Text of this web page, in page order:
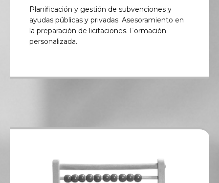
Planificación y gestión de subvenciones y
ayudas públicas y privadas. Asesoramiento en
la preparación de licitaciones. Formación
personalizada.